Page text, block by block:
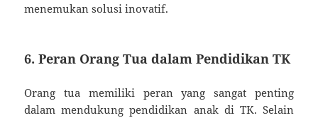
menemukan solusi inovatif.
6. Peran Orang Tua dalam Pendidikan TK
Orang tua memiliki peran yang sangat penting
dalam mendukung pendidikan anak di TK. Selain